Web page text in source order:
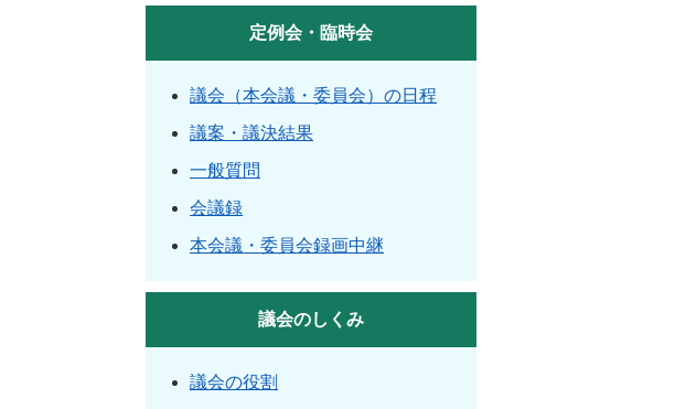
定例会・臨時会
議会（本会議・委員会）の日程
議案・議決結果
一般質問
会議録
本会議・委員会録画中継
議会のしくみ
議会の役割